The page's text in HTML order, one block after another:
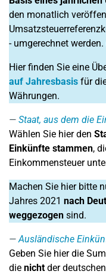
den monatlich
- umgerechnet werden.
Hier finden Sie eine
auf Jahresbasis für
Währungen.
Staat, aus dem die
Wählen Sie hier den
Einkünfte stammen,
Einkommensteuer
Machen Sie hier bitte
Jahres 2021 nach
weggezogen sind.
Ausländische
Geben Sie hier die
die nichtder